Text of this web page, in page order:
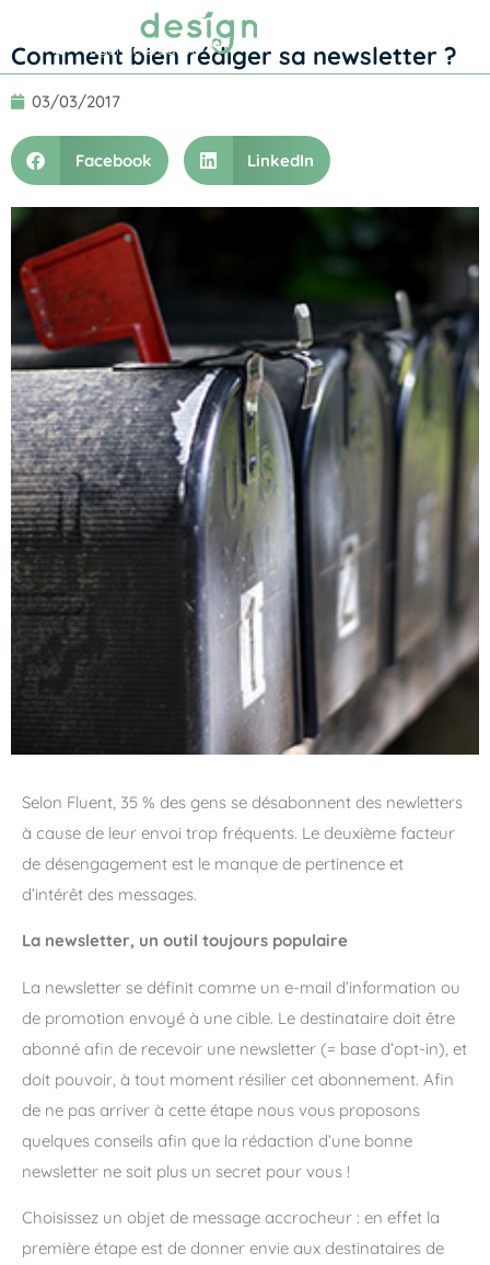
Comment bien rédiger sa newsletter ?
03/03/2017
Facebook LinkedIn
Selon Fluent, 35 % des gens se désabonnent des newletters
à cause de leur envoi trop fréquents. Le deuxième facteur
de désengagement est le manque de pertinence et
d’intérêt des messages.
La newsletter, un outil toujours populaire
La newsletter se définit comme un e-mail d’information ou
de promotion envoyé à une cible. Le destinataire doit être
abonné afin de recevoir une newsletter (= base d’opt-in), et
doit pouvoir, à tout moment résilier cet abonnement. Afin
de ne pas arriver à cette étape nous vous proposons
quelques conseils afin que la rédaction d’une bonne
newsletter ne soit plus un secret pour vous !
Choisissez un objet de message accrocheur : en effet la
première étape est de donner envie aux destinataires de